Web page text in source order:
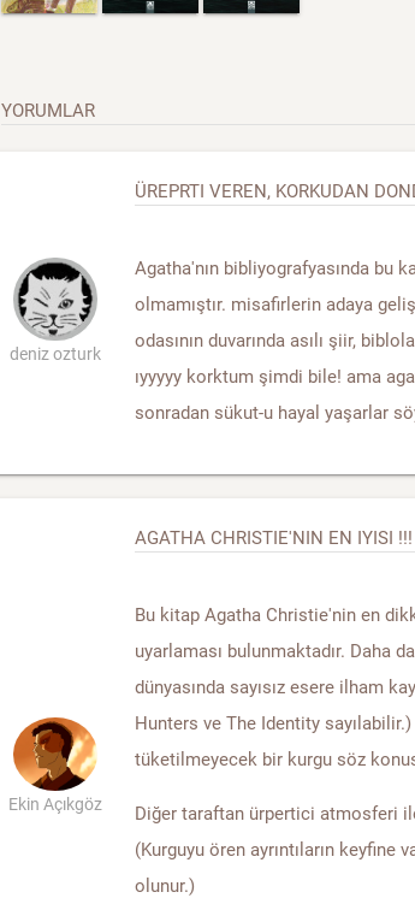
YORUMLAR
deniz ozturk
ÜREPRTI VEREN, KORKUDAN
Agatha'nın bibliyografyasında bu
olmamıştır. misafirlerin adaya
odasının duvarında asılı şiir,
ıyyyyy korktum şimdi bile! ama
sonradan sükut-u hayal yaşarlar
Ekin Açıkgöz
AGATHA CHRISTIE'NIN EN IYISI !!!
Bu kitap Agatha Christie'nin en
uyarlaması bulunmaktadır. Daha
dünyasında sayısız esere ilham
Hunters ve The Identity
tüketilmeyecek bir kurgu söz
Diğer taraftan ürpertici atmosferi
(Kurguyu ören ayrıntıların
olunur.)